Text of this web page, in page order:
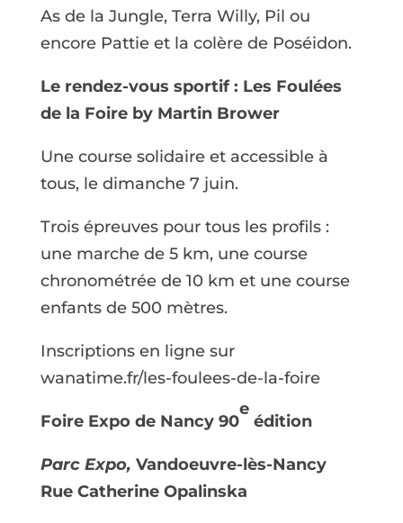
As de la Jungle, Terra Willy, Pil ou
encore Pattie et la colère de Poséidon.
Le rendez-vous sportif : Les Foulées
de la Foire by Martin Brower
Une course solidaire et accessible à
tous, le dimanche 7 juin.
Trois épreuves pour tous les profils :
une marche de 5 km, une course
chronométrée de 10 km et une course
enfants de 500 mètres.
Inscriptions en ligne sur
wanatime.fr/les-foulees-de-la-foire
Foire Expo de Nancy 90
e
édition
Parc Expo, Vandoeuvre-lès-Nancy
Rue Catherine Opalinska